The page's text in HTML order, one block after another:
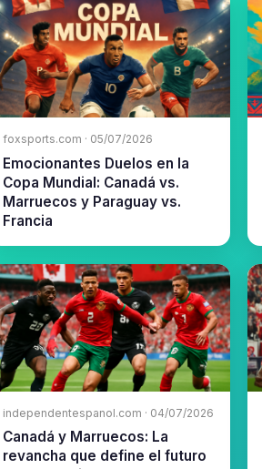
foxsports.com · 05/07/2026
Emocionantes Duelos en la
Copa Mundial: Canadá vs.
Marruecos y Paraguay vs.
Francia
independentespanol.com · 04/07/2026
Canadá y Marruecos: La
revancha que define el futuro